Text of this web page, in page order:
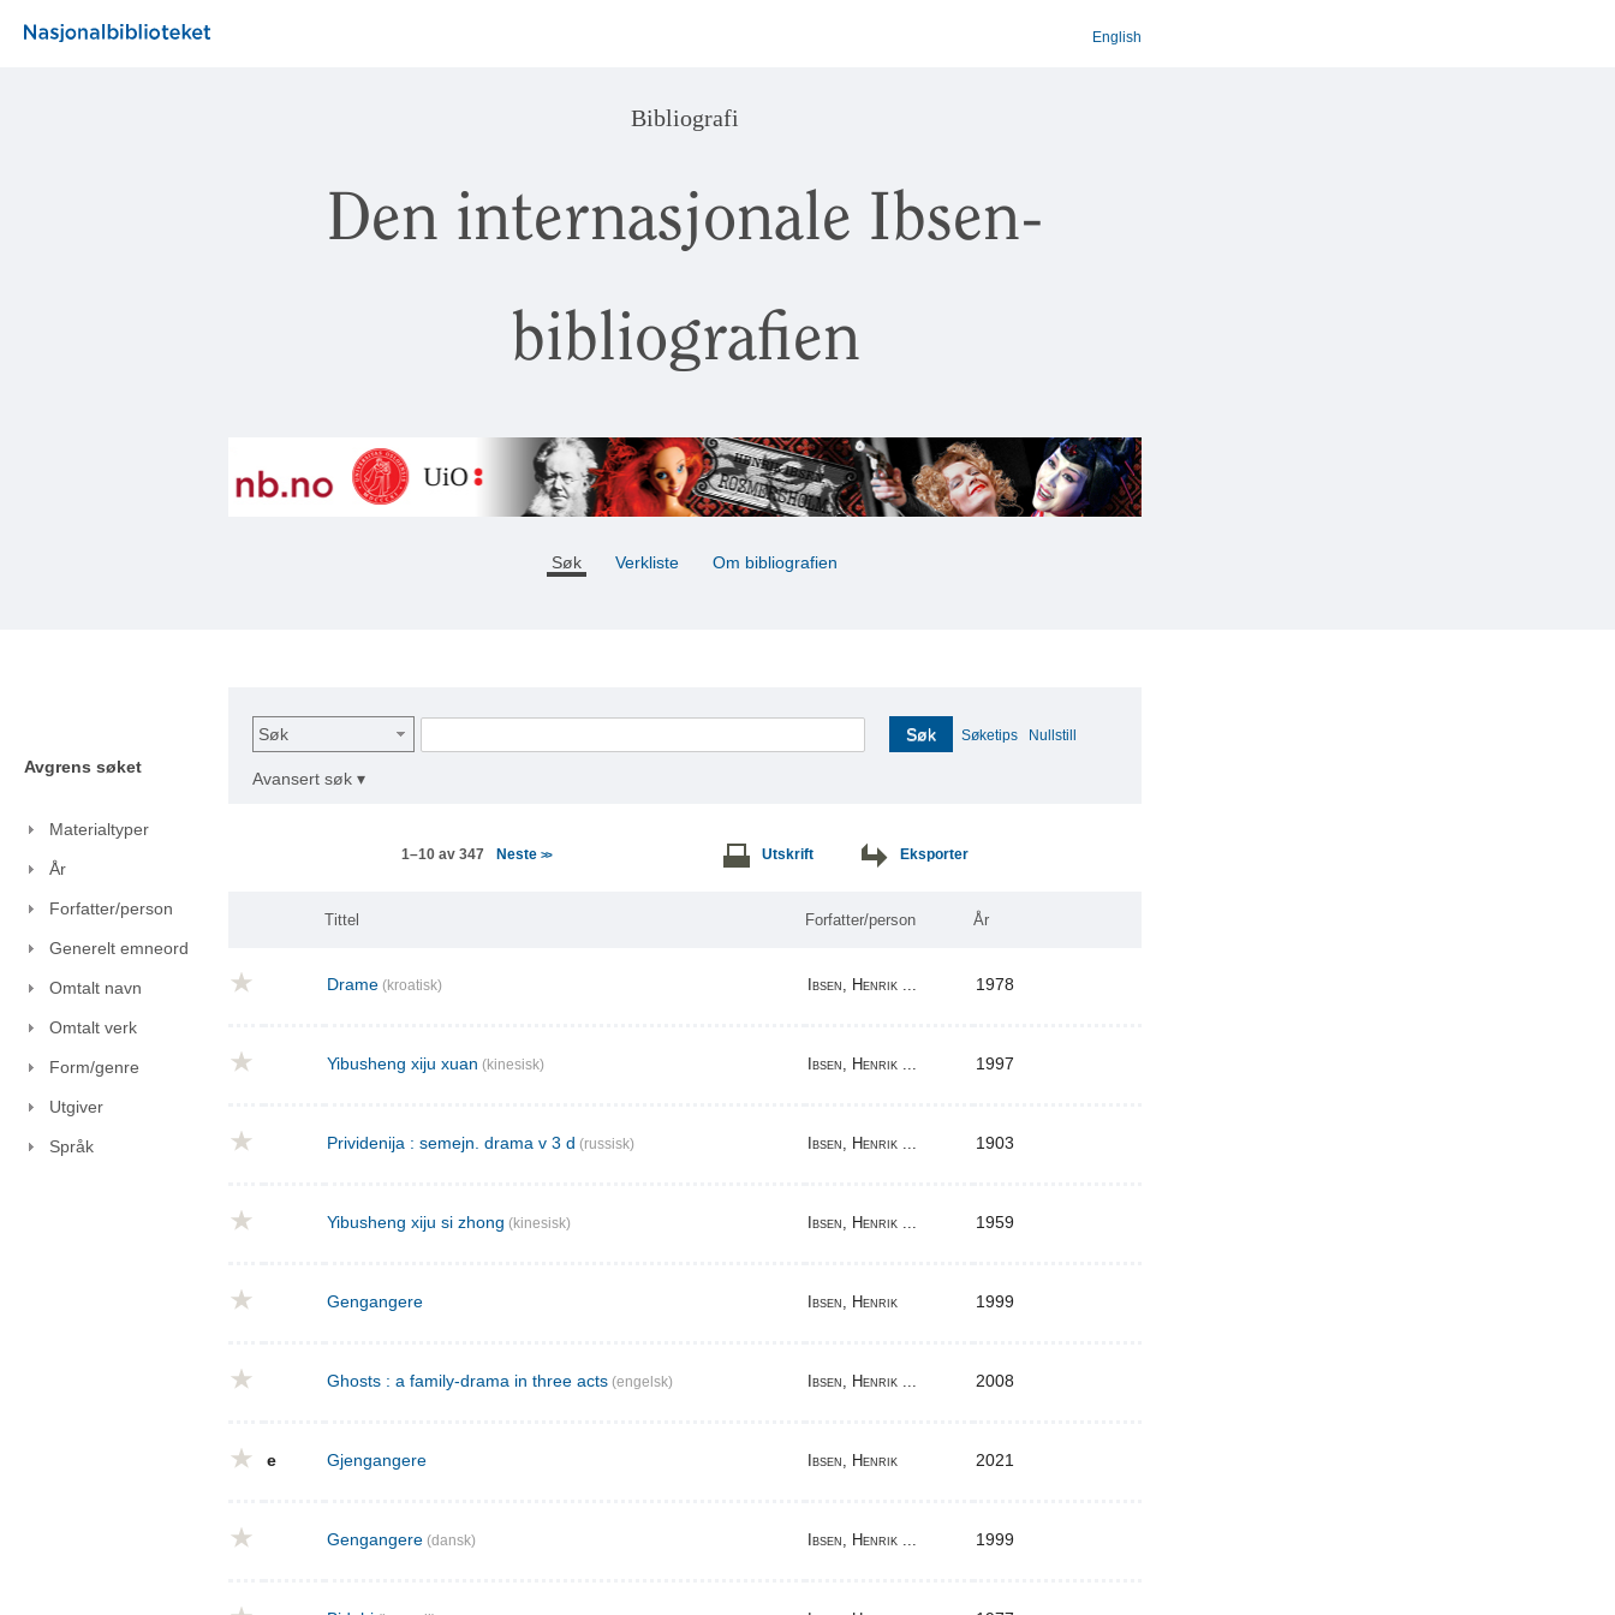
English
Bibliografi
Den internasjonale Ibsen-
bibliografien
Søk Verkliste Om bibliografien
Avgrens søket
Materialtyper
År
Forfatter/person
Generelt emneord
Omtalt navn
Omtalt verk
Form/genre
Utgiver
Språk
Søk Søk Søketips Nullstill
Avansert søk ▾
1–10 av 347 Neste >> Utskrift Eksporter
Tittel Forfatter/person År
Drame (kroatisk) Ibsen, Henrik ... 1978
Yibusheng xiju xuan (kinesisk) Ibsen, Henrik ... 1997
Prividenija : semejn. drama v 3 d (russisk) Ibsen, Henrik ... 1903
Yibusheng xiju si zhong (kinesisk) Ibsen, Henrik ... 1959
Gengangere Ibsen, Henrik 1999
Ghosts : a family-drama in three acts (engelsk) Ibsen, Henrik ... 2008
e Gjengangere Ibsen, Henrik 2021
Gengangere (dansk) Ibsen, Henrik ... 1999